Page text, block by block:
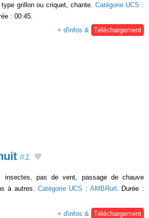
grillon ou criquet, chante. Catégorie UCS :
: 00:45.
+ d'infos & Téléchargement
#1
insectes, pas de vent, passage de chauve
à autres. Catégorie UCS : AMBRurl
. Durée :
+ d'infos &
Téléchargement